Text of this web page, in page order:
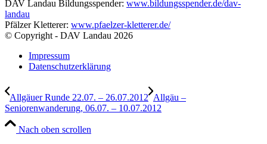
DAV Landau Bildungsspender: www.bildungsspender.de/dav-
landau
Pfälzer Kletterer: www.pfaelzer-kletterer.de/
© Copyright - DAV Landau 2026
Impressum
Datenschutzerklärung
Allgäuer Runde 22.07. – 26.07.2012 Allgäu –
Seniorenwanderung, 06.07. – 10.07.2012
Nach oben scrollen